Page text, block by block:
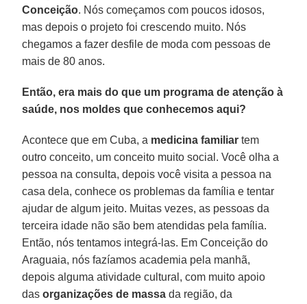
Conceição. Nós começamos com poucos idosos,
mas depois o projeto foi crescendo muito. Nós
chegamos a fazer desfile de moda com pessoas de
mais de 80 anos.
Então, era mais do que um programa de atenção à
saúde, nos moldes que conhecemos aqui?
Acontece que em Cuba, a medicina familiar tem
outro conceito, um conceito muito social. Você olha a
pessoa na consulta, depois você visita a pessoa na
casa dela, conhece os problemas da família e tentar
ajudar de algum jeito. Muitas vezes, as pessoas da
terceira idade não são bem atendidas pela família.
Então, nós tentamos integrá-las. Em Conceição do
Araguaia, nós fazíamos academia pela manhã,
depois alguma atividade cultural, com muito apoio
dasorganizações de massa da região, da